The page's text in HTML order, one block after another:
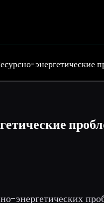
энергетические
энергетических